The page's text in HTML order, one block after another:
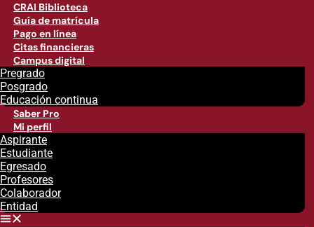
CRAI Biblioteca
Guía de matrícula
Pago en línea
Citas financieras
Campus digital
Pregrado
Posgrado
Educación continua
Saber Pro
Mi perfil
Aspirante
Estudiante
Egresado
Profesores
Colaborador
Entidad